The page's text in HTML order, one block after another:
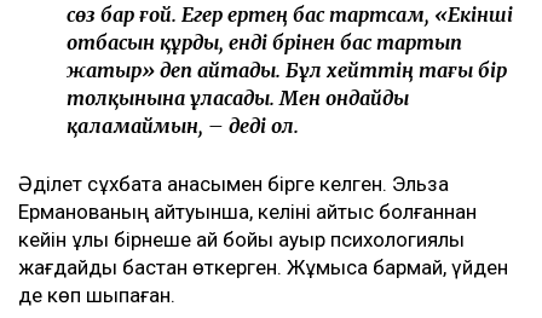
сөз бар ғой. Егер ертең бас тартсам, «Екінші
отбасын құрды, енді бәрінен бас тартып
жатыр» деп айтады. Бұл хейттің тағы бір
толқынына ұласады. Мен ондайды
қаламаймын, – деді ол.
Әділет сұхбатқа анасымен бірге келген. Эльза
Ерманованың айтуынша, келіні қайтыс болғаннан
кейін ұлы бірнеше ай бойы ауыр психологиялық
жағдайды бастан өткерген. Жұмысқа бармай, үйден
де көп шықпаған.